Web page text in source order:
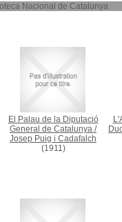
Nacional de Catalunya
El Palau de la Diputació
General de Catalunya /
Josep Puig i Cadafalch
(1911)